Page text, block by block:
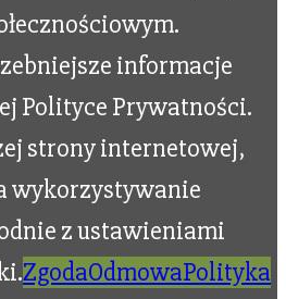
informacje
Polityce Prywatności.
strony internetowej,
wykorzystywanie
z ustawieniami
ZgodaOdmowaPolityka